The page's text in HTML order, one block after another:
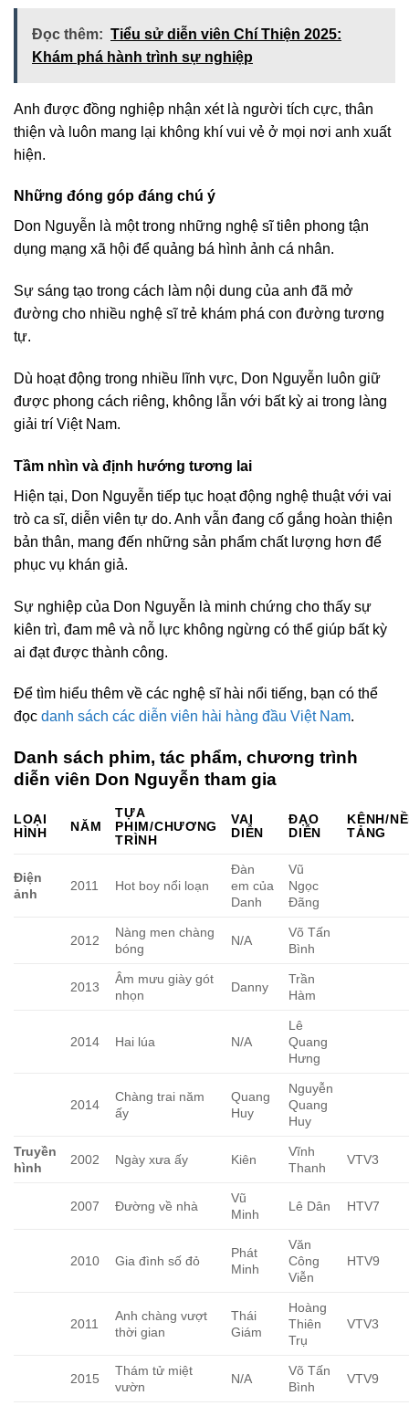
Đọc thêm: Tiểu sử diễn viên Chí Thiện 2025:
Khám phá hành trình sự nghiệp
Anh được đồng nghiệp nhận xét là người tích cực, thân
thiện và luôn mang lại không khí vui vẻ ở mọi nơi anh xuất
hiện.
Những đóng góp đáng chú ý
Don Nguyễn là một trong những nghệ sĩ tiên phong tận
dụng mạng xã hội để quảng bá hình ảnh cá nhân.
Sự sáng tạo trong cách làm nội dung của anh đã mở
đường cho nhiều nghệ sĩ trẻ khám phá con đường tương
tự.
Dù hoạt động trong nhiều lĩnh vực, Don Nguyễn luôn giữ
được phong cách riêng, không lẫn với bất kỳ ai trong làng
giải trí Việt Nam.
Tầm nhìn và định hướng tương lai
Hiện tại, Don Nguyễn tiếp tục hoạt động nghệ thuật với vai
trò ca sĩ, diễn viên tự do. Anh vẫn đang cố gắng hoàn thiện
bản thân, mang đến những sản phẩm chất lượng hơn để
phục vụ khán giả.
Sự nghiệp của Don Nguyễn là minh chứng cho thấy sự
kiên trì, đam mê và nỗ lực không ngừng có thể giúp bất kỳ
ai đạt được thành công.
Để tìm hiểu thêm về các nghệ sĩ hài nổi tiếng, bạn có thể
đọc danh sách các diễn viên hài hàng đầu Việt Nam.
Danh sách phim, tác phẩm, chương trình
diễn viên Don Nguyễn tham gia
LOẠI
HÌNH
NĂM
TỰA
PHIM/CHƯƠNG
TRÌNH
VAI
DIỄN
ĐẠO
DIỄN
KÊNH/
TẢNG
Điện
ảnh
2011 Hot boy nổi loạn
Đàn
em của
Danh
Vũ
Ngọc
Đãng
2012
Nàng men chàng
bóng
N/A
Võ Tấn
Bình
2013
Âm mưu giày gót
nhọn
Danny
Trần
Hàm
2014 Hai lúa N/A
Lê
Quang
Hưng
2014
Chàng trai năm
ấy
Quang
Huy
Nguyễn
Quang
Huy
Truyền
hình
2002 Ngày xưa ấy Kiên
Vĩnh
Thanh
VTV3
2007 Đường về nhà
Vũ
Minh
Lê Dân HTV7
2010 Gia đình số đỏ
Phát
Minh
Văn
Công
Viễn
HTV9
2011
Anh chàng vượt
thời gian
Thái
Giám
Hoàng
Thiên
Trụ
VTV3
2015
Thám tử miệt
vườn
N/A
Võ Tấn
Bình
VTV9